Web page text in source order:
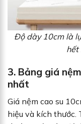
Độ dày 10cm là
hết
3. Bảng giá
nhất
Giá nệm cao su
hiệu và kích thước.